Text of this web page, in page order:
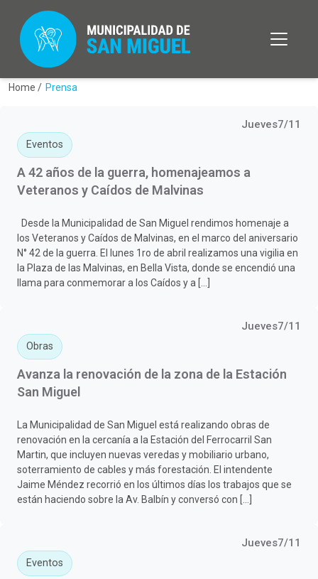
Home / Prensa
Jueves7/11
Eventos
A 42 años de la guerra, homenajeamos a
Veteranos y Caídos de Malvinas
Desde la Municipalidad de San Miguel rendimos homenaje a
los Veteranos y Caídos de Malvinas, en el marco del aniversario
N° 42 de la guerra. El lunes 1ro de abril realizamos una vigilia en
la Plaza de las Malvinas, en Bella Vista, donde se encendió una
llama para conmemorar a los Caídos y a […]
Jueves7/11
Obras
Avanza la renovación de la zona de la Estación
San Miguel
La Municipalidad de San Miguel está realizando obras de
renovación en la cercanía a la Estación del Ferrocarril San
Martin, que incluyen nuevas veredas y mobiliario urbano,
soterramiento de cables y más forestación. El intendente
Jaime Méndez recorrió en los últimos días los trabajos que se
están haciendo sobre la Av. Balbín y conversó con […]
Jueves7/11
Eventos